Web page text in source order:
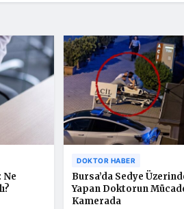
Ne
DOKTOR HABER
Bursa’da Sedye
Yapan Doktorun
Kamerada